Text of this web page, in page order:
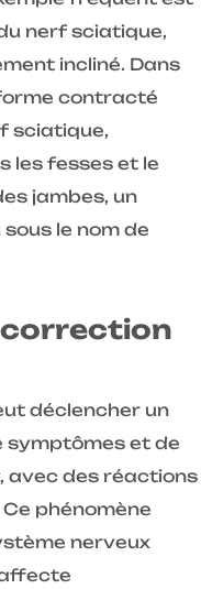
nerf sciatique,
incliné. Dans
contracté
sciatique,
les fesses et le
jambes, un
le nom de
correction
déclencher un
symptômes et de
avec des réactions
phénomène
nerveux